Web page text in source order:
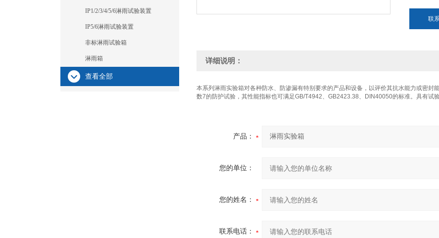
IP1/2/3/4/5/6淋雨试验装置
IP5/6淋雨试验装置
非标淋雨试验箱
淋雨箱
查看全部
联
详细说明：
本系列淋雨实验箱对各种防水、防渗漏有特别要求的产品和设备，以评价其抗水能力或密封
数7的防护试验，其性能指标也可满足GB/T4942、GB2423.38、DIN40050的标准。具有试
产品：
您的单位：
您的姓名：
联系电话：